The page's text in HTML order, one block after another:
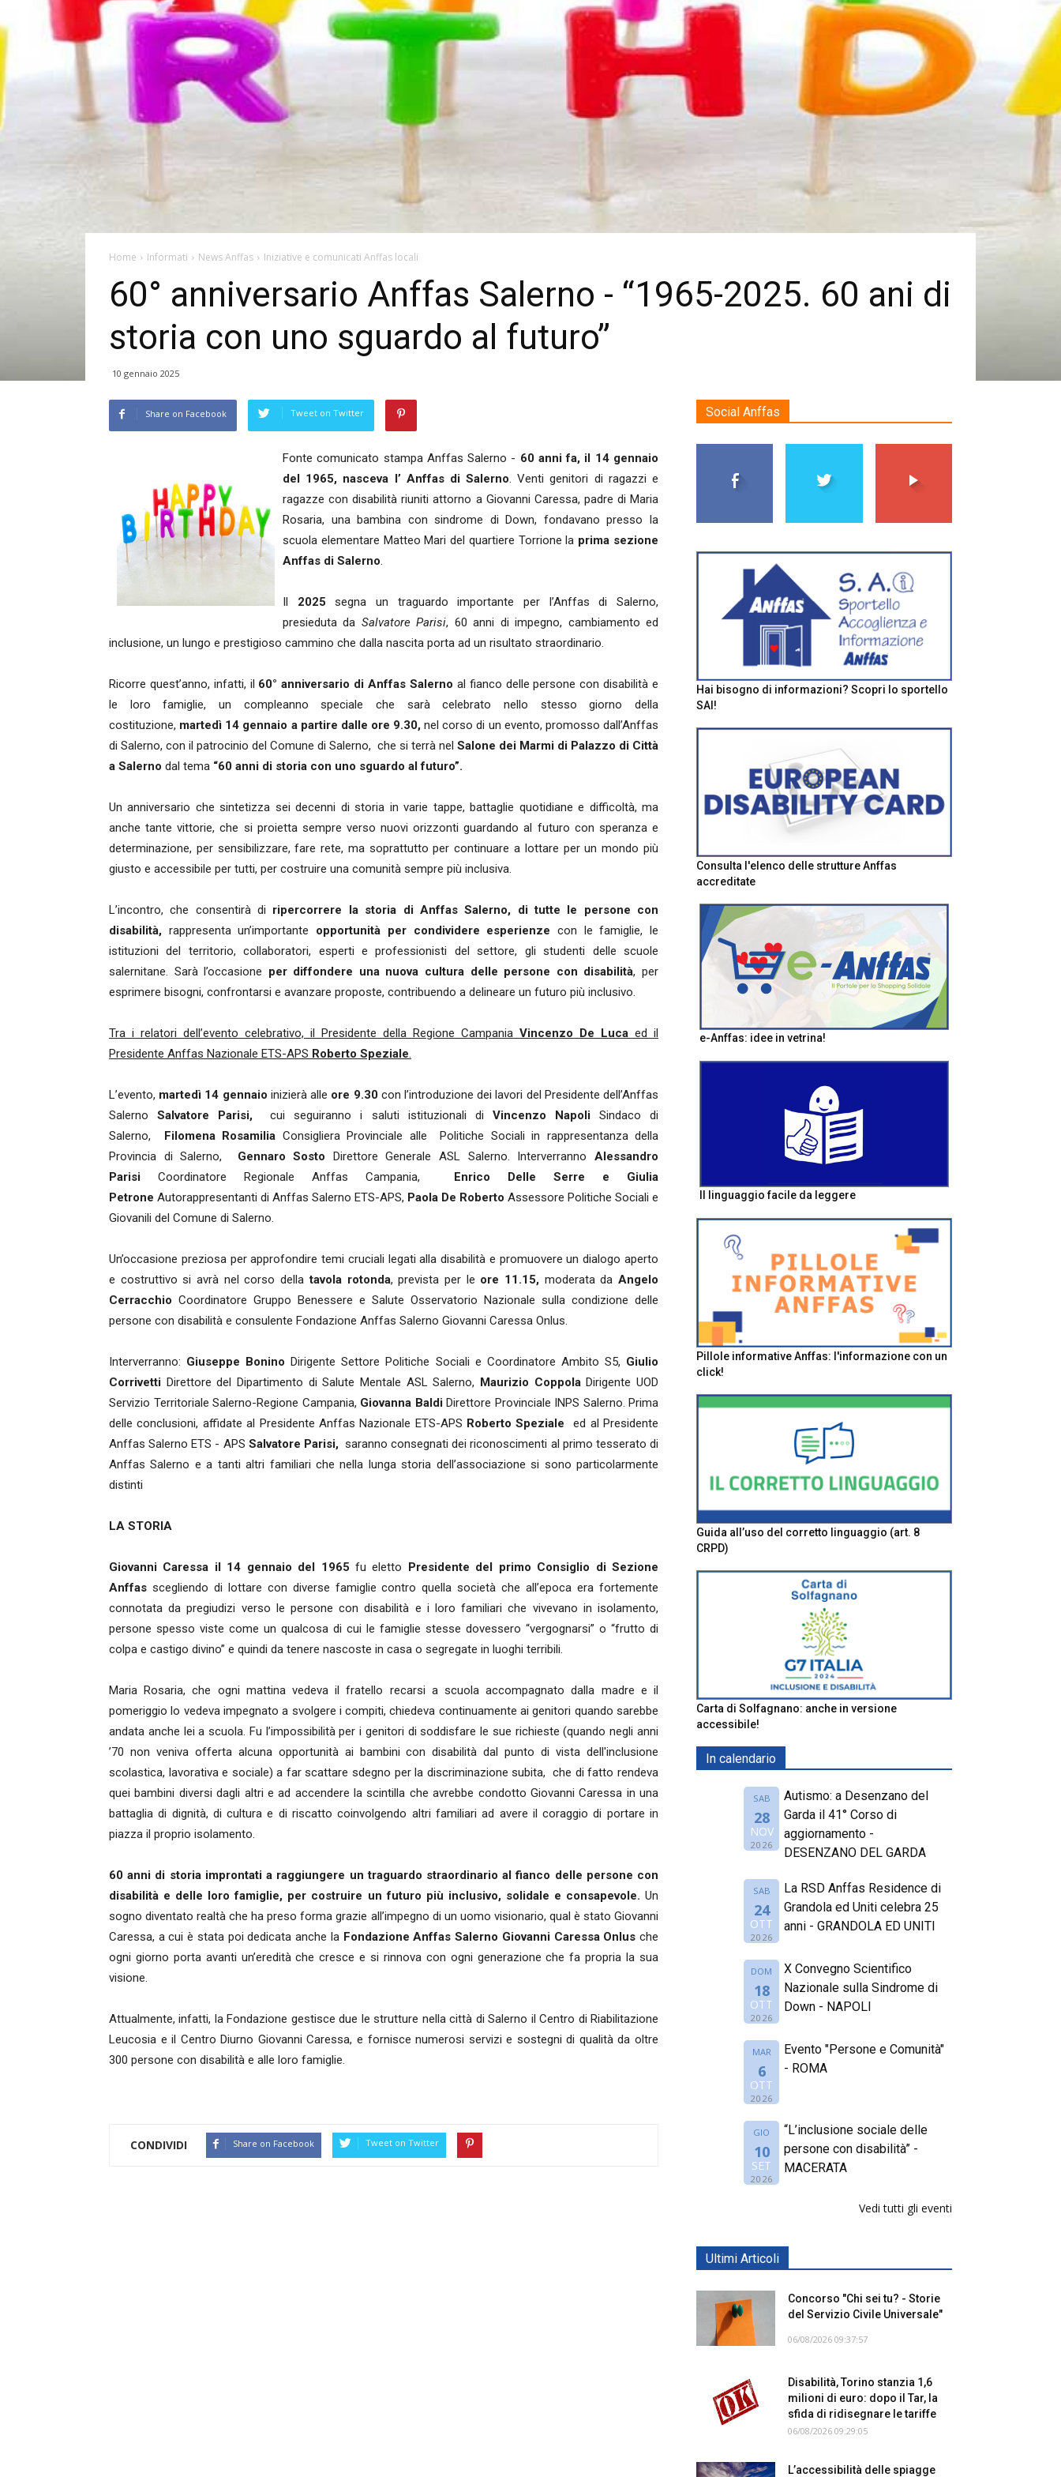
Home Informati News Anffas Iniziative e comunicati Anffas locali
60° anniversario Anffas Salerno - “1965-2025. 60 ani di
storia con uno sguardo al futuro”
10 gennaio 2025
Share on Facebook Tweet on Twitter
Fonte comunicato stampa Anffas Salerno - 60 anni fa, il 14 gennaio
del 1965, nasceva l’ Anffas di Salerno. Venti genitori di ragazzi e
ragazze con disabilità riuniti attorno a Giovanni Caressa, padre di Maria
Rosaria, una bambina con sindrome di Down, fondavano presso la
scuola elementare Matteo Mari del quartiere Torrione la prima sezione
Anffas di Salerno.
2025 segna un traguardo importante per l’Anffas di Salerno,
presieduta da Salvatore Parisi, 60 anni di impegno, cambiamento ed
inclusione, un lungo e prestigioso cammino che dalla nascita porta ad un risultato straordinario.
Ricorre quest’anno, infatti, il 60° anniversario di Anffas Salerno al fianco delle persone con disabilità e
le loro famiglie, un compleanno speciale che sarà celebrato nello stesso giorno della
costituzione, martedì 14 gennaio a partire dalle ore 9.30,nel corso di un evento, promosso dall’Anffas
di Salerno, con il patrocinio del Comune di Salerno, che si terrà nel Salone dei Marmi di Palazzo di Città
a Salerno dal tema “60 anni di storia con uno sguardo al futuro”.
Un anniversario che sintetizza sei decenni di storia in varie tappe, battaglie quotidiane e difficoltà, ma
anche tante vittorie, che si proietta sempre verso nuovi orizzonti guardando al futuro con speranza e
determinazione, per sensibilizzare, fare rete, ma soprattutto per continuare a lottare per un mondo più
giusto e accessibile per tutti, per costruire una comunità sempre più inclusiva.
L’incontro, che consentirà di ripercorrere la storia di Anffas Salerno, di tutte le persone con
disabilità, rappresenta un’importante opportunità per condividere esperienze con le famiglie, le
istituzioni del territorio, collaboratori, esperti e professionisti del settore, gli studenti delle scuole
salernitane. Sarà l’occasione per diffondere una nuova cultura delle persone con disabilità, per
esprimere bisogni, confrontarsi e avanzare proposte, contribuendo a delineare un futuro più inclusivo.
Tra i relatori dell’evento celebrativo, il Presidente della Regione Campania Vincenzo De Luca ed il
Presidente Anffas Nazionale ETS-APS Roberto Speziale.
L’evento, martedì 14 gennaio inizierà alle ore 9.30con l’introduzione dei lavori del Presidente dell’Anffas
SalernoSalvatore Parisi, cui seguiranno i saluti istituzionali di Vincenzo NapoliSindaco di
Salerno,
Filomena Rosamilia Consigliera Provinciale alle Politiche Sociali in rappresentanza della
Provincia di Salerno, Gennaro Sosto Direttore Generale ASL Salerno. InterverrannoAlessandro
Parisi Coordinatore Regionale Anffas Campania,
Enrico Delle Serre e Giulia
Petrone Autorappresentanti di Anffas Salerno ETS-APS, Paola De Roberto Assessore Politiche Sociali e
Giovanili del Comune di Salerno.
Un’occasione preziosa per approfondire temi cruciali legati alla disabilità e promuovere un dialogo aperto
e costruttivo si avrà nel corso dellatavola rotonda, prevista per le ore 11.15,moderata da Angelo
Cerracchio Coordinatore Gruppo Benessere e Salute Osservatorio Nazionale sulla condizione delle
persone con disabilità e consulente Fondazione Anffas Salerno Giovanni Caressa Onlus.
Interverranno: Giuseppe Bonino Dirigente Settore Politiche Sociali e Coordinatore Ambito S5, Giulio
Corrivetti Direttore del Dipartimento di Salute Mentale ASL Salerno, Maurizio CoppolaDirigente UOD
Servizio Territoriale Salerno-Regione Campania, Giovanna BaldiDirettore Provinciale INPS Salerno. Prima
delle conclusioni, affidate al Presidente Anffas Nazionale ETS-APS Roberto Speziale ed al Presidente
Anffas Salerno ETS - APS Salvatore Parisi, saranno consegnati dei riconoscimenti al primo tesserato di
Anffas Salerno e a tanti altri familiari che nella lunga storia dell’associazione si sono particolarmente
distinti
LA STORIA
Giovanni Caressa il 14 gennaio del 1965 fu eletto
Presidente del primo Consiglio di Sezione
Anffas scegliendo di lottare con diverse famiglie contro quella società che all’epoca era fortemente
connotata da pregiudizi verso le persone con disabilità e i loro familiari che vivevano in isolamento,
persone spesso viste come un qualcosa di cui le famiglie stesse dovessero “vergognarsi” o “frutto di
colpa e castigo divino” e quindi da tenere nascoste in casa o segregate in luoghi terribili.
Maria Rosaria, che ogni mattina vedeva il fratello recarsi a scuola accompagnato dalla madre e il
pomeriggio lo vedeva impegnato a svolgere i compiti, chiedeva continuamente ai genitori quando sarebbe
andata anche lei a scuola. Fu l’impossibilità per i genitori di soddisfare le sue richieste (quando negli anni
’70 non veniva offerta alcuna opportunità ai bambini con disabilità dal punto di vista dell'inclusione
scolastica, lavorativa e sociale) a far scattare sdegno per la discriminazione subita, che di fatto rendeva
quei bambini diversi dagli altri e ad accendere la scintilla che avrebbe condotto Giovanni Caressa in una
battaglia di dignità, di cultura e di riscatto coinvolgendo altri familiari ad avere il coraggio di portare in
piazza il proprio isolamento.
60 anni di storia improntati a raggiungere un traguardo straordinario al fianco delle persone con
disabilità e delle loro famiglie, per costruire un futuro più inclusivo, solidale e consapevole. Un
sogno diventato realtà che ha preso forma grazie all’impegno di un uomo visionario, qual è stato Giovanni
Caressa, a cui è stata poi dedicata anche la Fondazione Anffas Salerno Giovanni Caressa Onlusche
ogni giorno porta avanti un’eredità che cresce e si rinnova con ogni generazione che fa propria la sua
visione.
Attualmente, infatti, la Fondazione gestisce due le strutture nella città di Salerno il Centro di Riabilitazione
Leucosia e il Centro Diurno Giovanni Caressa, e fornisce numerosi servizi e sostegni di qualità da oltre
300 persone con disabilità e alle loro famiglie.
CONDIVIDI Share on Facebook Tweet on Twitter
Social Anffas
Hai bisogno di informazioni? Scopri lo sportello
SAI!
Consulta l'elenco delle strutture Anffas
accreditate
e-Anffas: idee in vetrina!
Il linguaggio facile da leggere
Pillole informative Anffas: l'informazione con un
click!
Guida all’uso del corretto linguaggio (art. 8
CRPD)
Carta di Solfagnano: anche in versione
accessibile!
In calendario
SAB
28
NOV
2026
Autismo: a Desenzano del
Garda il 41° Corso di
aggiornamento -
DESENZANO DEL GARDA
SAB
24
OTT
2026
La RSD Anffas Residence di
Grandola ed Uniti celebra 25
anni - GRANDOLA ED UNITI
DOM
18
OTT
2026
X Convegno Scientifico
Nazionale sulla Sindrome di
Down - NAPOLI
MAR
6
OTT
2026
Evento "Persone e Comunità"
- ROMA
GIO
10
SET
2026
“L’inclusione sociale delle
persone con disabilità” -
MACERATA
Vedi tutti gli eventi
Ultimi Articoli
Concorso "Chi sei tu? - Storie
del Servizio Civile Universale"
06/08/2026 09:37:57
Disabilità, Torino stanzia 1,6
milioni di euro: dopo il Tar, la
sfida di ridisegnare le tariffe
06/08/2026 09:29:05
L’accessibilità delle spiagge